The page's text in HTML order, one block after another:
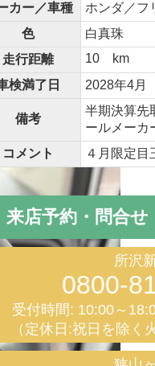
カー／車種
ホンダ／フ
色
白真珠
走行距離
10 km
検満了日
2028年4月
備考
半期決算先
ールメーカ
コメント
４月限定目
来店予約・問合
所沢
0800-
受付時間: 10:00～
（定休日:祝日を除く